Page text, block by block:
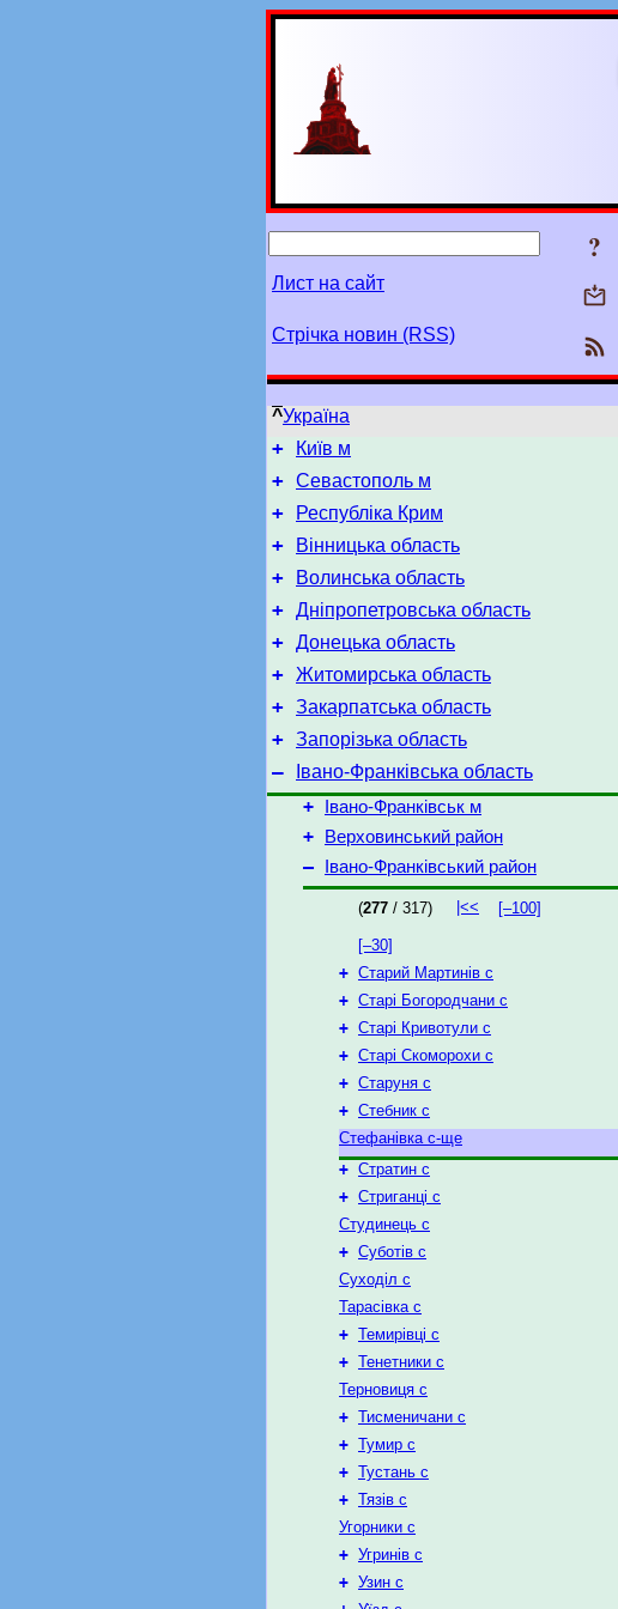
?
Лист на сайт
Стрічка новин (RSS)
^Україна
+ Київ м
+ Севастополь м
+ Республіка Крим
+ Вінницька область
+ Волинська область
+ Дніпропетровська область
+ Донецька область
+ Житомирська область
+ Закарпатська область
+ Запорізька область
–
Івано-Франківська область
+
Івано-Франківськ м
+ Верховинський район
– Івано-Франківський район
(277 / 317) |<< [–100]
[–30]
+ Старий Мартинів с
+ Старі Богородчани с
+ Старі Кривотули с
+ Старі Скоморохи с
+ Старуня с
+ Стебник с
Стефанівка с-ще
+ Стратин с
+ Стриганці с
Студинець с
+ Суботів с
Суходіл с
Тарасівка с
+ Темирівці с
+ Тенетники с
Терновиця с
+ Тисменичани с
+ Тумир с
+ Тустань с
+ Тязів с
Угорники с
+ Угринів с
+ Узин с